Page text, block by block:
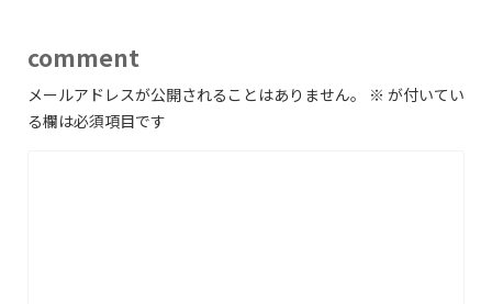
comment
メールアドレスが公開されることはありません。 ※ が付いてい
る欄は必須項目です